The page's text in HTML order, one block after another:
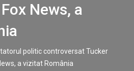
News, a
politic controversat Tucker
a vizitat România